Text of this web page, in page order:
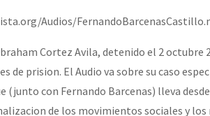
Audios/
Cortez Avila, detenido el 2 octubre
de prision. El Audio va sobre su caso
(junto con Fernando Barcenas) lleva
de los movimientos sociales y